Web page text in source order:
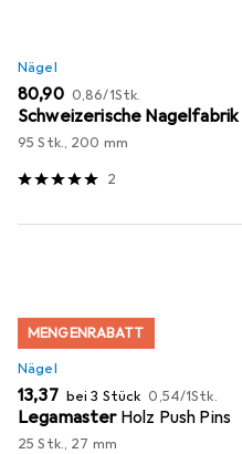
Nägel
EUR
80,90 EUR
0,86/1Stk.
Schweizerische Nagelfabrik
95 Stk., 200 mm
2
MENGENRABATT
Nägel
EUR
13,37 bei 3 Stück EUR
0,54/1Stk.
Legamaster Holz Push Pins
25 Stk., 27 mm